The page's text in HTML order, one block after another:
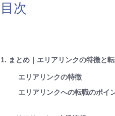
目次
1. まとめ｜エリアリンクの特徴と
エリアリンクの特徴
エリアリンクへの転職のポイ